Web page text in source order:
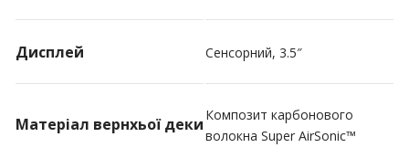
Дисплей Сенсорний, 3.5″
Матеріал вернхьої деки Композит карбонового
волокна Super AirSonic™